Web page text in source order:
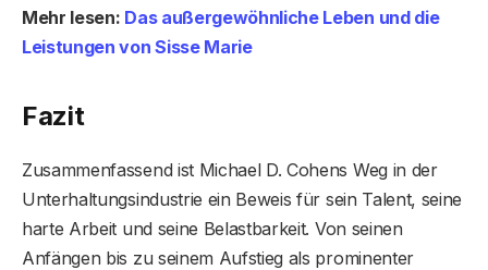
Mehr lesen: Das außergewöhnliche Leben und die
Leistungen von Sisse Marie
Fazit
Zusammenfassend ist Michael D. Cohens Weg in der
Unterhaltungsindustrie ein Beweis für sein Talent, seine
harte Arbeit und seine Belastbarkeit. Von seinen
Anfängen bis zu seinem Aufstieg als prominenter